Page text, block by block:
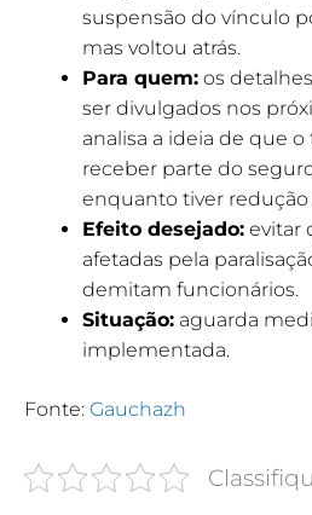
suspensão do vínculo
mas voltou atrás.
Para quem: os
ser divulgados nos
analisa a ideia de que
receber parte do
enquanto tiver redução
Efeito desejado: evitar
afetadas pela
demitam funcionários.
Situação: aguarda
implementada.
Fonte: Gauchazh